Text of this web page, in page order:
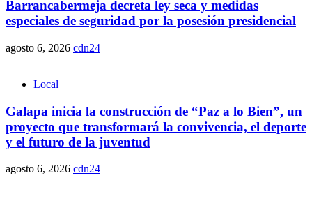
Barrancabermeja decreta ley seca y medidas
especiales de seguridad por la posesión presidencial
agosto 6, 2026 cdn24
Local
Galapa inicia la construcción de “Paz a lo Bien”, un
proyecto que transformará la convivencia, el deporte
y el futuro de la juventud
agosto 6, 2026 cdn24